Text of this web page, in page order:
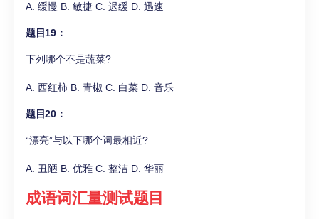
A. 缓慢 B. 敏捷 C. 迟缓 D. 迅速
题目19：
下列哪个不是蔬菜?
A. 西红柿 B. 青椒 C. 白菜 D. 音乐
题目20：
“漂亮”与以下哪个词最相近?
A. 丑陋 B. 优雅 C. 整洁 D. 华丽
成语词汇量测试题目